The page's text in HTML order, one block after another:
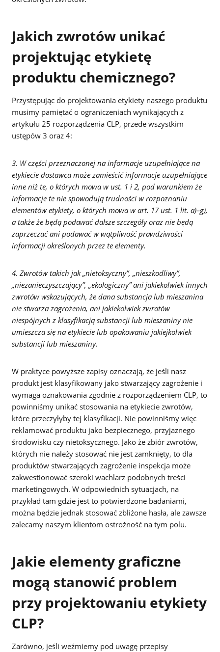
Jakich zwrotów unikać
projektując etykietę
produktu chemicznego?
Przystępując do projektowania etykiety naszego produktu
musimy pamiętać o ograniczeniach wynikających z
artykułu 25 rozporządzenia CLP, przede wszystkim
ustępów 3 oraz 4:
3. W części przeznaczonej na informacje uzupełniające na
etykiecie dostawca może zamieścić informacje uzupełniające
inne niż te, o których mowa w ust. 1 i 2, pod warunkiem że
informacje te nie spowodują trudności w rozpoznaniu
elementów etykiety, o których mowa w art. 17 ust. 1 lit. a)–g),
a także że będą podawać dalsze szczegóły oraz nie będą
zaprzeczać ani podawać w wątpliwość prawdziwości
informacji określonych przez te elementy.
4. Zwrotów takich jak „nietoksyczny”, „nieszkodliwy”,
„niezanieczyszczający”, „ekologiczny” ani jakiekolwiek innych
zwrotów wskazujących, że dana substancja lub mieszanina
nie stwarza zagrożenia, ani jakiekolwiek zwrotów
niespójnych z klasyfikacją substancji lub mieszaniny nie
umieszcza się na etykiecie lub opakowaniu jakiejkolwiek
substancji lub mieszaniny.
W praktyce powyższe zapisy oznaczają, że jeśli nasz
produkt jest klasyfikowany jako stwarzający zagrożenie i
wymaga oznakowania zgodnie z rozporządzeniem CLP, to
powinniśmy unikać stosowania na etykiecie zwrotów,
które przeczyłyby tej klasyfikacji. Nie powinniśmy więc
reklamować produktu jako bezpiecznego, przyjaznego
środowisku czy nietoksycznego. Jako że zbiór zwrotów,
których nie należy stosować nie jest zamknięty, to dla
produktów stwarzających zagrożenie inspekcja może
zakwestionować szeroki wachlarz podobnych treści
marketingowych. W odpowiednich sytuacjach, na
przykład tam gdzie jest to potwierdzone badaniami,
można będzie jednak stosować zbliżone hasła, ale zawsze
zalecamy naszym klientom ostrożność na tym polu.
Jakie elementy graficzne
mogą stanowić problem
przy projektowaniu etykiety
CLP?
Zarówno, jeśli weźmiemy pod uwagę przepisy